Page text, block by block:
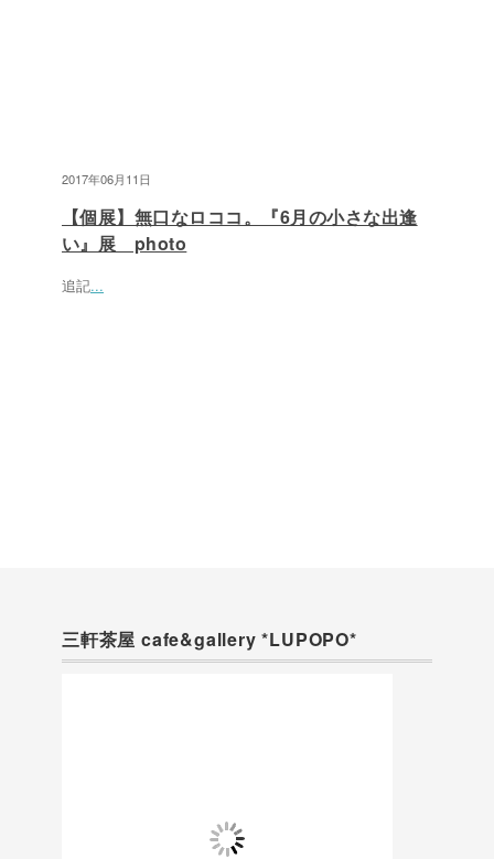
2017年06月11日
【個展】無口なロココ。『6月の小さな出逢
い』展 photo
追記...
三軒茶屋 cafe&gallery *LUPOPO*